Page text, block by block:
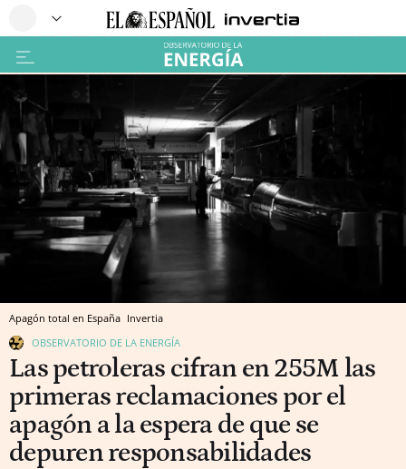
Apagón total en España Invertia
OBSERVATORIO DE LA ENERGÍA
Las petroleras cifran en 255M las
primeras reclamaciones por el
apagón a la espera de que se
depuren responsabilidades